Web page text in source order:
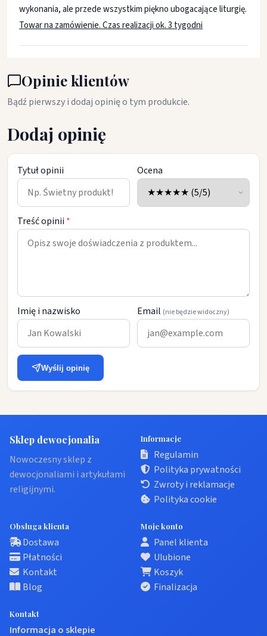
wykonania, ale przede wszystkim piękno ubogacające liturgię.
Towar na zamówienie. Czas realizacji ok. 3 tygodni
Opinie klientów
Bądź pierwszy i dodaj opinię o tym produkcie.
Dodaj opinię
Tytuł opinii Ocena
Treść opinii *
Imię i nazwisko Email (nie będzie widoczny)
Wyślij opinię
Sklep dewocjonalia
Nowoczesny sklep z
dewocjonaliami i artykułami
religijnymi.
Informacje
Regulamin
Polityka prywatności
Zwroty i reklamacje
Polityka cookie
Obsługa klienta
Dostawa
Płatności
Kontakt
Blog
Moje konto
Panel klienta
Ulubione
Koszyk
Finalizacja
Kontakt
Informacja o sklepie